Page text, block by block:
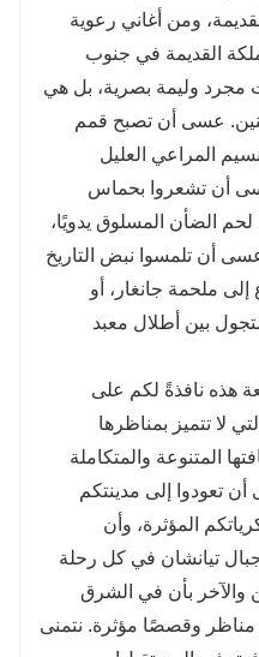
ومن أغاني رعوية
القديمة في جنوب
مجرد وليمة بصرية، بل هي
عسى أن تصبح قمم
المراعي العليل
أن تشعروا بحماس
الضأن المسلوق يدويًا،
أن تلمسوا نبض التاريخ
إلى ملحمة جانغار، أو
بين أطلال معبد
هذه نافذةً لكم على
لا تتميز بمناظرها
المتنوعة والمتكاملة
تعودوا إلى مدينتكم
المؤثرة، وأن
تيانشان في كل رحلة
والآخر بأن في الشرق
مناظر وقصصًا مؤثرة. نتمنى